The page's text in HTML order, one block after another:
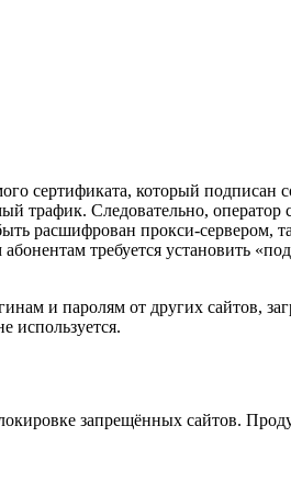
сертификата, который подписан
трафик. Следовательно, оператор
расшифрован прокси-сервером,
требуется установить
и паролям от других сайтов,
используется.
запрещённых сайтов.